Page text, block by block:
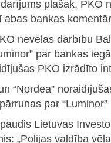
plašāk, PKO
bankas
nevēlas darbību
par bankas
PKO izrādīto
“Nordea”
par “Luminor”
Lietuvas
„Polijas valdība